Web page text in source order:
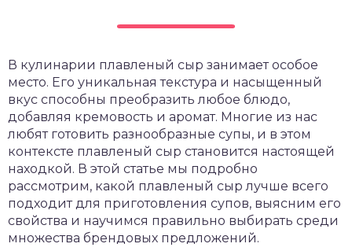
В кулинарии плавленый сыр занимает особое
место. Его уникальная текстура и насыщенный
вкус способны преобразить любое блюдо,
добавляя кремовость и аромат. Многие из нас
любят готовить разнообразные супы, и в этом
контексте плавленый сыр становится настоящей
находкой. В этой статье мы подробно
рассмотрим, какой плавленый сыр лучше всего
подходит для приготовления супов, выясним его
свойства и научимся правильно выбирать среди
множества брендовых предложений.